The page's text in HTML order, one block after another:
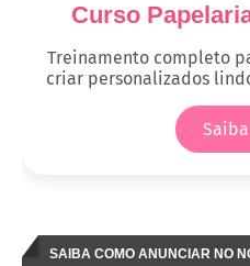
Curso
Treinamento completo
criar personalizados
SAIBA COMO ANUNCIAR NO